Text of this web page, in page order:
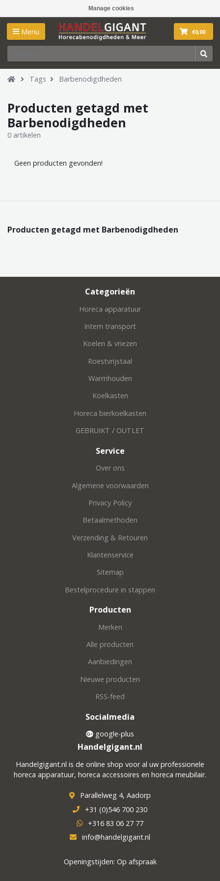
Manage cookies
Menu €0,00
Tags Barbenodigdheden
Producten getagd met
Barbenodigdheden
0 artikelen
Geen producten gevonden!
Producten getagd met Barbenodigdheden
Categorieën
Horeca apparatuur
Intern transport
Koelen & vriezen
Roestvrijstaal
Warmhouden
Koelkasten
Horeca bierkoelkasten
GEBRUIKT / OUTLET
Service
Over ons
Algemene voorwaarden
Privacy Policy
Betaalmethoden
Verzending & Retouren
Klantenservice
Sitemap
Bestelprocedure in stappen
Producten
Merken
Alle producten
Aanbiedingen
Nieuwe producten
RSS-feed
Socialmedia
google-plus
Handelgigant.nl
Handelgigant.nl is de online shop voor al uw professionele
horeca apparatuur, horeca accessoires en horeca meubilair.
Parallelweg 4, Aadorp
+31 (0)546 700 230
+316 83 06 27 77
info@handelgigant.nl
Openingstijden: Op afspraak